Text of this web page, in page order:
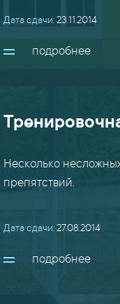
двери
(8)
закладные
Дата сдачи:23.11.2014
подробнее
Несколько
препятствий.
Дата сдачи:27.08.2014
подробнее